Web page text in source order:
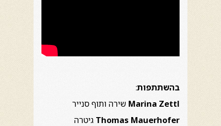
בהשתתפות:
Marina Zettl שירה ותוף סנייר
Thomas Mauerhofer גיטרה